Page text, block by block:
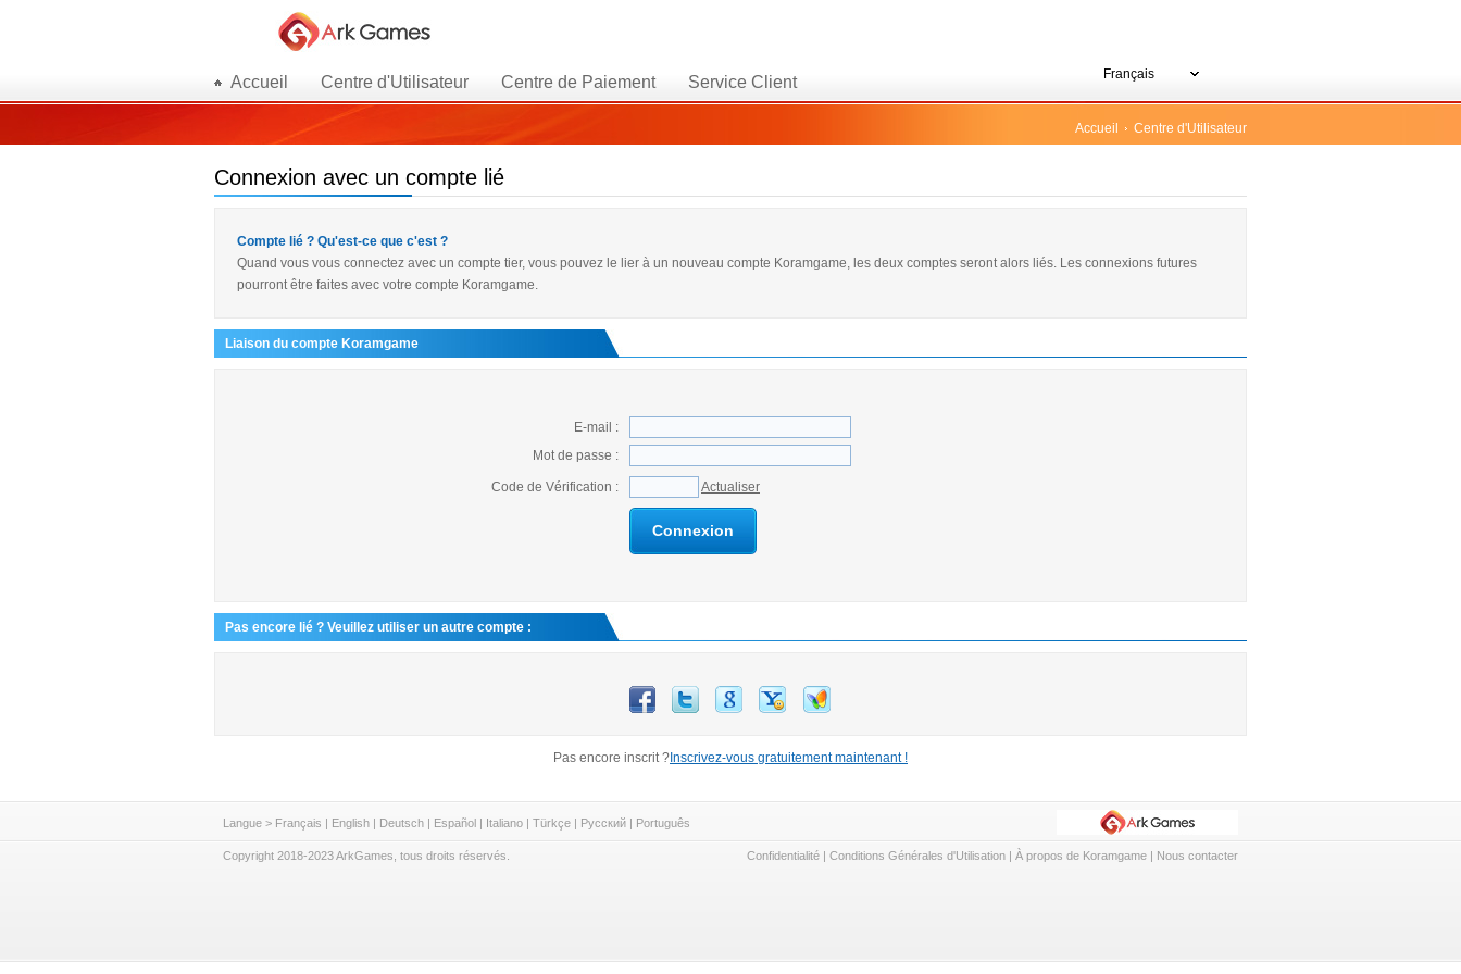
Accueil Centre d'Utilisateur Centre de Paiement Service Client Français
Accueil Centre d'Utilisateur
Connexion avec un compte lié
Compte lié ? Qu'est-ce que c'est ?
Quand vous vous connectez avec un compte tier, vous pouvez le lier à un nouveau compte Koramgame, les deux comptes seront alors liés. Les connexions futures
pourront être faites avec votre compte Koramgame.
Liaison du compte Koramgame
E-mail :
Mot de passe :
Code de Vérification : Actualiser
Connexion
Pas encore lié ? Veuillez utiliser un autre compte :
Pas encore inscrit ? Inscrivez-vous gratuitement maintenant !
Langue > Français | English | Deutsch | Español | Italiano | Türkçe | Русский | Português
Copyright 2018-2023 ArkGames, tous droits réservés. Confidentialité | Conditions Générales d'Utilisation | À propos de Koramgame | Nous contacter